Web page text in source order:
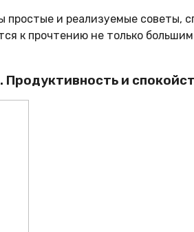
простые и реализуемые советы,
к прочтению не только
Продуктивность и